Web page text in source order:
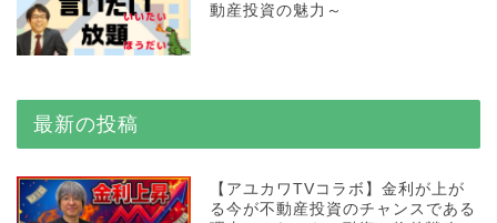
動産投資の魅力～
最新の投稿
【アユカワTVコラボ】金利が上が
る今が不動産投資のチャンスである